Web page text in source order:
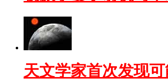
天文学家首次发现